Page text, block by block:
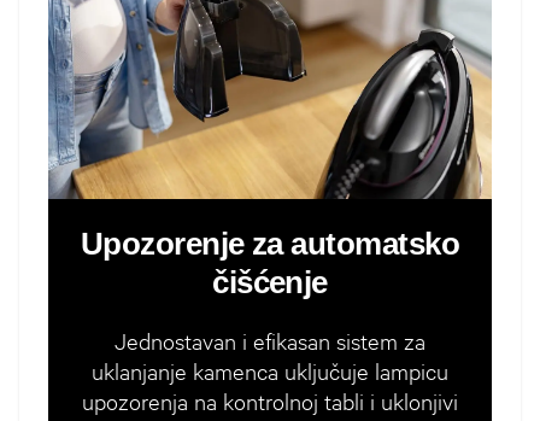
Upozorenje za automatsko
čišćenje
Jednostavan i efikasan sistem za
uklanjanje kamenca uključuje lampicu
upozorenja na kontrolnoj tabli i uklonjivi